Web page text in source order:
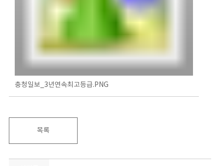
충청일보_3년연속최고등급.PNG
목록